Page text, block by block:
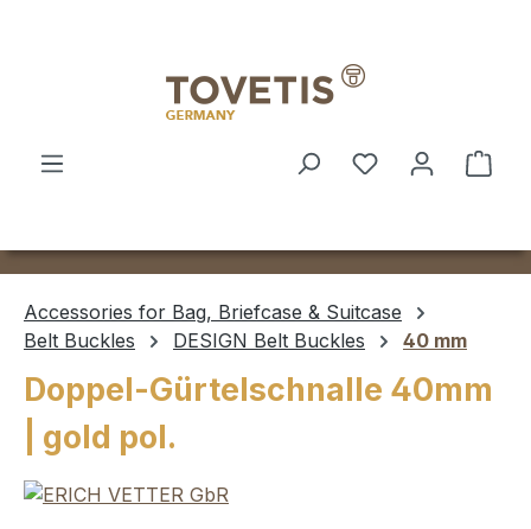
Accessories for Bag, Briefcase & Suitcase
Belt Buckles
DESIGN Belt Buckles 40 mm
Doppel-Gürtelschnalle 40mm
| gold pol.